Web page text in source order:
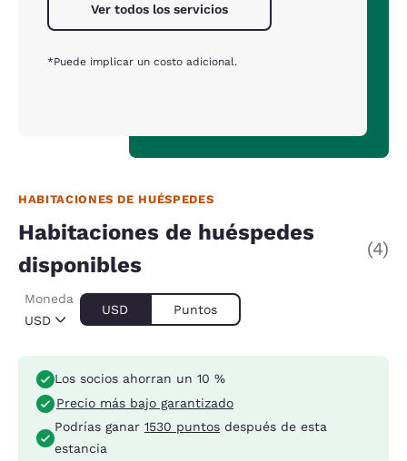
Ver todos los servicios
*Puede implicar un costo adicional.
HABITACIONES DE HUÉSPEDES
Habitaciones de huéspedes
disponibles
(4)
USD
Moneda
USD Puntos
Los socios ahorran un 10 %
Precio más bajo garantizado
Podrías ganar 1530 puntos después de esta
estancia